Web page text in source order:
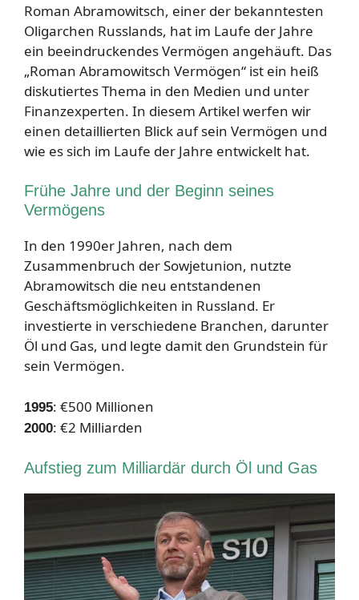
Roman Abramowitsch, einer der bekanntesten
Oligarchen Russlands, hat im Laufe der Jahre
ein beeindruckendes Vermögen angehäuft. Das
„Roman Abramowitsch Vermögen“ ist ein heiß
diskutiertes Thema in den Medien und unter
Finanzexperten. In diesem Artikel werfen wir
einen detaillierten Blick auf sein Vermögen und
wie es sich im Laufe der Jahre entwickelt hat.
Frühe Jahre und der Beginn seines
Vermögens
In den 1990er Jahren, nach dem
Zusammenbruch der Sowjetunion, nutzte
Abramowitsch die neu entstandenen
Geschäftsmöglichkeiten in Russland. Er
investierte in verschiedene Branchen, darunter
Öl und Gas, und legte damit den Grundstein für
sein Vermögen.
1995: €500 Millionen
2000: €2 Milliarden
Aufstieg zum Milliardär durch Öl und Gas